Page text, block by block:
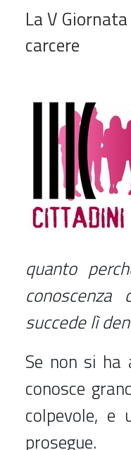
La V
carcere
quanto
succede lì
Se non si
conosce
colpevole, e
prosegue.